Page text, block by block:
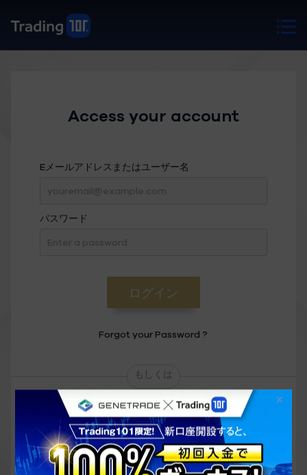
Access your account
Eメールアドレスまたはユーザー名
パスワード
ログイン
Forgot your Password ?
もしくは
Sign up via
Facebook